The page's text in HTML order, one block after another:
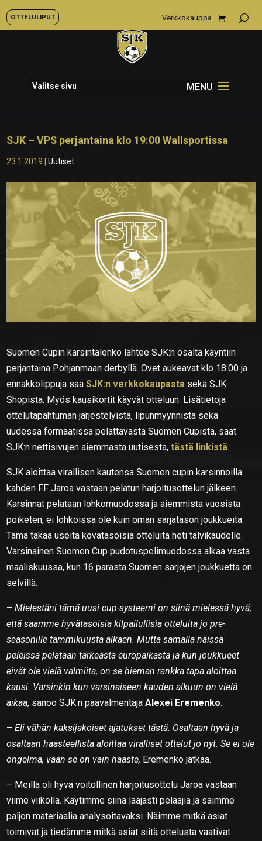
OTTELULIPUT Verkkokauppa
Valitse sivu
SJK – VPS perjantaina klo 19:00 Wallsportissa
23.1.2019 |Uutiset
Suomen Cupin karsintalohko lähtee SJK:n osalta käyntiin
perjantaina Pohjanmaan derbyllä. Ovet aukeavat klo 18:00 ja
ennakkolippuja saaSJK:n verkkokaupasta sekä SJK
Shopista. Myös kausikortit käyvät otteluun. Lisätietoja
ottelutapahtuman järjestelyistä, lipunmyynnistä sekä
uudessa formaatissa pelattavasta Suomen Cupista, saat
SJK:n nettisivujen aiemmasta uutisesta,tästä linkistä.
SJK aloittaa virallisen kautensa Suomen cupin karsinnoilla
kahden FF Jaroa vastaan pelatun harjoitusottelun jälkeen.
Karsinnat pelataan lohkomuodossa ja aiemmista vuosista
poiketen, ei lohkoissa ole kuin oman sarjatason joukkueita.
Tämä takaa useita kovatasoisia otteluita heti talvikaudelle.
Varsinainen Suomen Cup pudotuspelimuodossa alkaa vasta
maaliskuussa, kun 16 parasta Suomen sarjojen joukkuetta on
selvillä.
–Mielestäni tämä uusi cup-systeemi on siinä mielessä hyvä,
että saamme hyvätasoisia kilpailullisia otteluita jo pre-
seasonille tammikuusta alkaen. Mutta samalla näissä
peleissä pelataan tärkeästä europaikasta ja kun joukkueet
eivät ole vielä valmiita, on se hieman rankka tapa aloittaa
kausi. Varsinkin kun varsinaiseen kauden alkuun on vielä
aikaa, sanoo SJK:n päävalmentajaAlexei Eremenko.
–Eli vähän kaksijakoiset ajatukset tästä. Osaltaan hyvä ja
osaltaan haasteellista aloittaa viralliset ottelut jo nyt. Se ei ole
ongelma, vaan se on vain haaste, Eremenko jatkaa.
– Meillä oli hyvä voitollinen harjoitusottelu Jaroa vastaan
viime viikolla. Käytimme siinä laajasti pelaajia ja saimme
paljon materiaalia analysoitavaksi. Näimme mitkä asiat
toimivat ja tiedämme mitkä asiat siitä ottelusta vaativat